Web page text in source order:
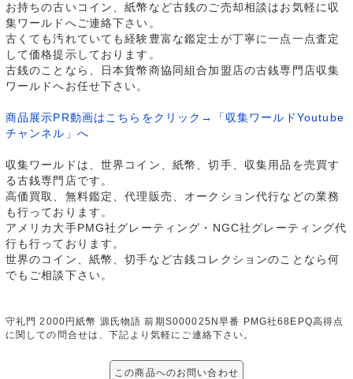
お持ちの古いコイン、紙幣など古銭のご売却相談はお気軽に収
集ワールドへご連絡下さい。
古くても汚れていても経験豊富な鑑定士が丁寧に一点一点査定
して価格提示しております。
古銭のことなら、日本貨幣商協同組合加盟店の古銭専門店収集
ワールドへお任せ下さい。
商品展示PR動画はこちらをクリック→「収集ワールドYoutube
チャンネル」へ
収集ワールドは、世界コイン、紙幣、切手、収集用品を売買す
る古銭専門店です。
高価買取、無料鑑定、代理販売、オークション代行などの業務
も行っております。
アメリカ大手PMG社グレーティング・NGC社グレーティング代
行も行っております。
世界のコイン、紙幣、切手など古銭コレクションのことなら何
でもご相談下さい。
守礼門 2000円紙幣 源氏物語 前期S000025N早番 PMG社68EPQ高得点
に関しての問合せは、下記より気軽にご連絡下さい。
この商品へのお問い合わせ